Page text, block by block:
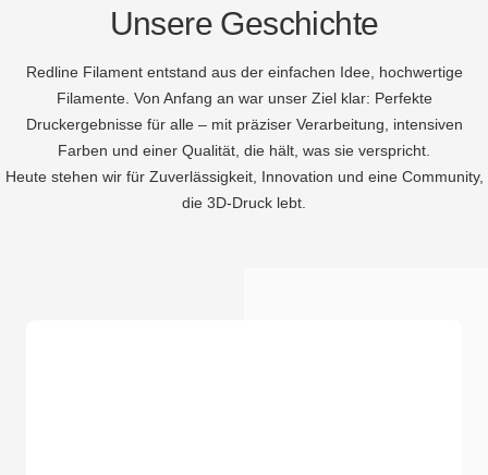
Unsere Geschichte
Redline Filament entstand aus der einfachen Idee, hochwertige
Filamente. Von Anfang an war unser Ziel klar: Perfekte
Druckergebnisse für alle – mit präziser Verarbeitung, intensiven
Farben und einer Qualität, die hält, was sie verspricht.
Heute stehen wir für Zuverlässigkeit, Innovation und eine Community,
die 3D-Druck lebt.